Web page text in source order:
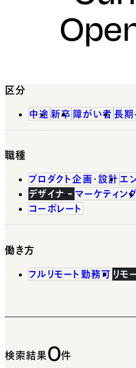
区分
中途 新卒 障がい者 長期
職種
プロダクト企画・設計 エ
デザイナー マーケティング
コーポレート
働き方
フルリモート勤務可 リモ
検索結果0件